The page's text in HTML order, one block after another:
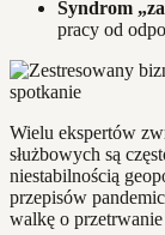
Syndrom
pracy od
Wielu ekspertów
służbowych są
niestabilnością
przepisów
walkę o